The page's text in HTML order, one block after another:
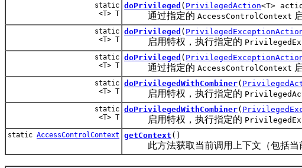
static
<T> T
doPrivileged ( PrivilegedAction<T>
通过指定的 AccessControlContext
static
<T> T
doPrivileged (
启用特权，执行指定的
static
<T> T
doPrivileged (
通过指定的 AccessControlContext
static
<T> T
doPrivilegedWithCombiner(
启用特权，执行指定的
static
<T> T
doPrivilegedWithCombiner(
启用特权，执行指定的
static AccessControlContext getContext ()
此方法获取当前调用上下文（包括当前